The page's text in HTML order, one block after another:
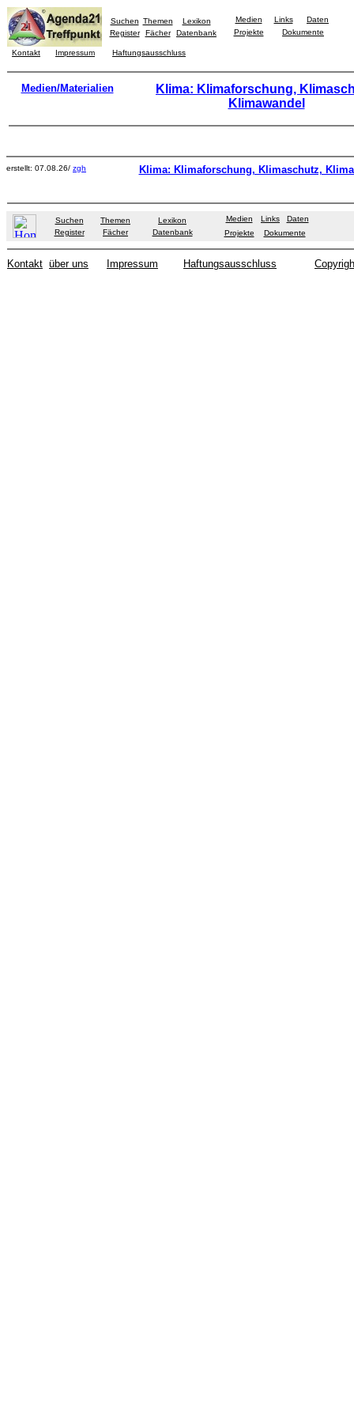
Suchen Themen
Lexikon
Register
Fächer Datenbank
Medien Links
Daten
Projekte
Dokumente
Kontakt Impressum Haftungsausschluss
Medien/Materialien
Klima: Klimaforschung,
Klimawandel
erstellt: 07.08.26/ zgh Klima: Klimaforschung, Klimaschutz,
Suchen Themen
Lexikon
Register
Fächer Datenbank
Medien Links
Daten
Projekte
Dokumente
Kontakt über uns Impressum Haftungsausschluss